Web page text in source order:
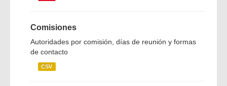
Comisiones
Autoridades por comisión, días de reunión y formas
de contacto
CSV